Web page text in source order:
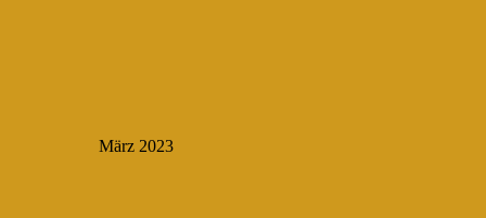
März 2023